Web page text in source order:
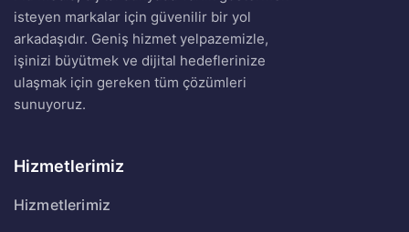
isteyen markalar için güvenilir bir yol
arkadaşıdır. Geniş hizmet yelpazemizle,
işinizi büyütmek ve dijital hedeflerinize
ulaşmak için gereken tüm çözümleri
sunuyoruz.
Hizmetlerimiz
Hizmetlerimiz